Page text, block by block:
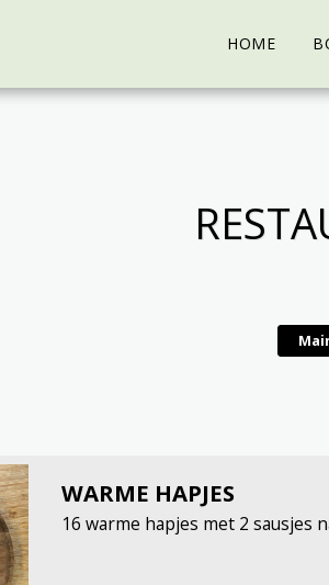
HOME
WARME HAPJES
16 warme hapjes met 2 sausjes